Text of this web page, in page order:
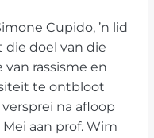
Cupido, ’n lid
die doel van die
rassisme en
te ontbloot
na afloop
aan prof. Wim